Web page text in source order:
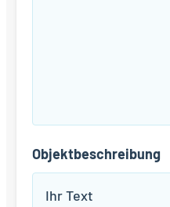
Objektbeschreibung